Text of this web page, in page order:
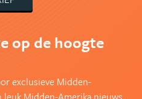
op de hoogte
exclusieve Midden-